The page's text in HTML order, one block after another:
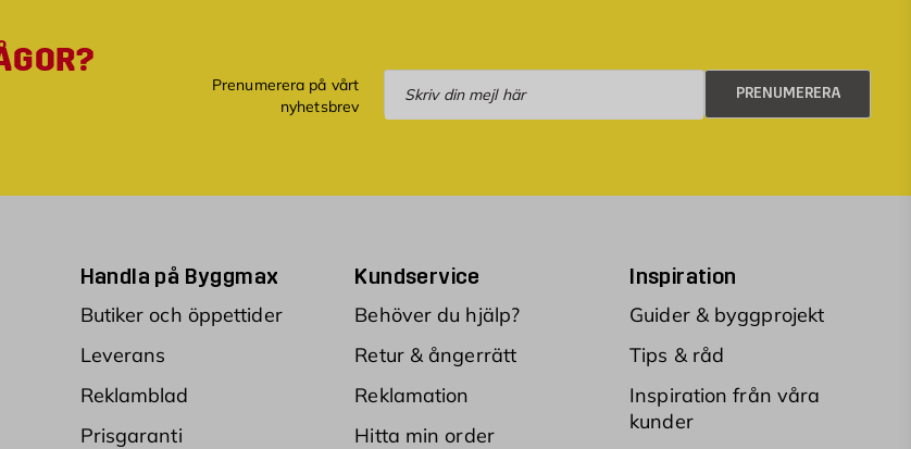
Prenumerera på vårt
nyhetsbrev
Prenumerera
PRENUMERERA
Handla på Byggmax
Butiker och öppettider
Leverans
Reklamblad
Prisgaranti
Kundservice
Behöver du hjälp?
Retur & ångerrätt
Reklamation
Hitta min order
Inspiration
Guider & byggprojekt
Tips & råd
Inspiration från våra
kunder